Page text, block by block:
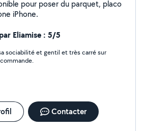
pour poser du parquet, placo
iPhone.
Eliamise : 5/5
sociabilité et gentil et très carré sur
je le recommande.
Contacter